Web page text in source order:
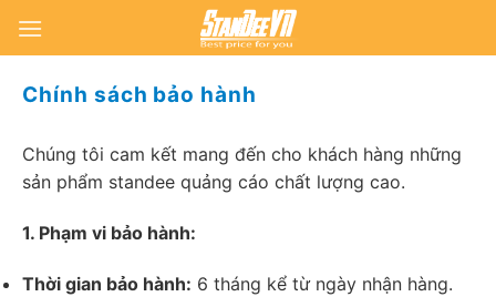
Chính sách bảo hành
Chúng tôi cam kết mang đến cho khách hàng những
sản phẩm standee quảng cáo chất lượng cao.
1. Phạm vi bảo hành:
Thời gian bảo hành: 6 tháng kể từ ngày nhận hàng.